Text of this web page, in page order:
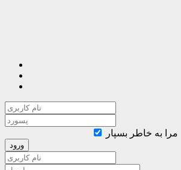
مرا به خاطر بسپار